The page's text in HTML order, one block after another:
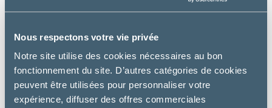
Nous respectons votre vie privée
Notre site utilise des cookies nécessaires au bon
fonctionnement du site. D’autres catégories de cookies
peuvent être utilisées pour personnaliser votre
expérience, diffuser des offres commerciales